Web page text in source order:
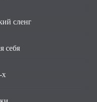
сленг
себя
х